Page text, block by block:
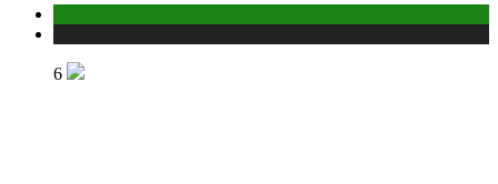
6